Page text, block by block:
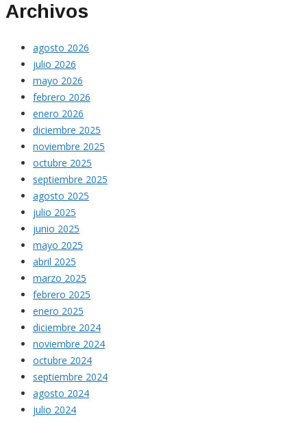
Archivos
agosto 2026
julio 2026
mayo 2026
febrero 2026
enero 2026
diciembre 2025
noviembre 2025
octubre 2025
septiembre 2025
agosto 2025
julio 2025
junio 2025
mayo 2025
abril 2025
marzo 2025
febrero 2025
enero 2025
diciembre 2024
noviembre 2024
octubre 2024
septiembre 2024
agosto 2024
julio 2024